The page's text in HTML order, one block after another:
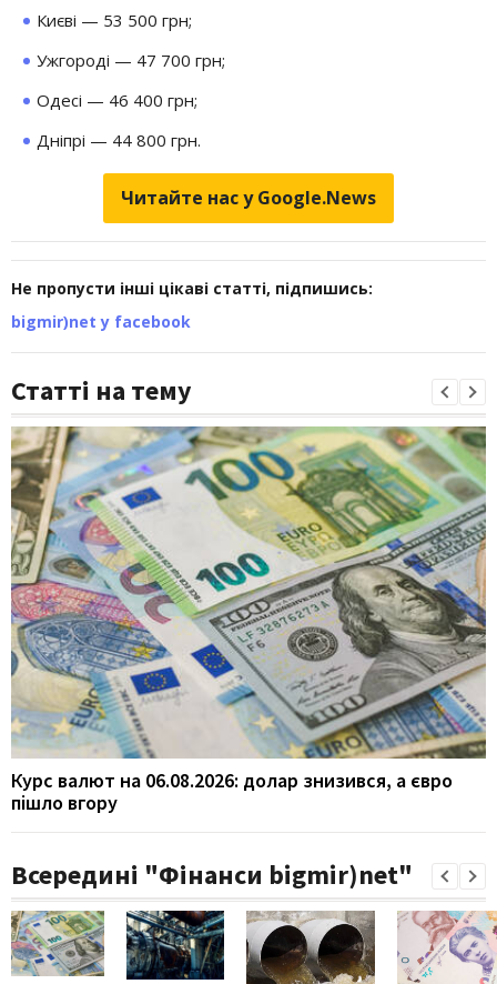
Києві — 53 500 грн;
Ужгороді — 47 700 грн;
Одесі — 46 400 грн;
Дніпрі — 44 800 грн.
Читайте нас у Google.News
Не пропусти інші цікаві статті, підпишись:
bigmir)net у facebook
Статті на тему
Курс валют на 06.08.2026: долар знизився, а євро
пішло вгору
Всередині "Фінанси bigmir)net"